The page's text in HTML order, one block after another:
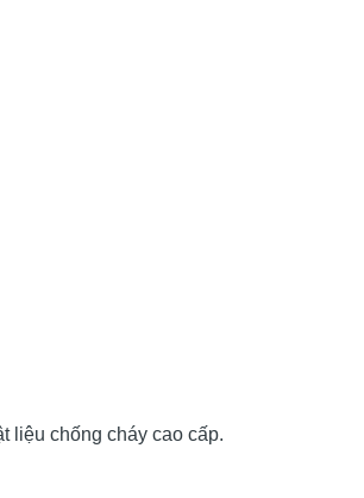
liệu chống cháy cao cấp.